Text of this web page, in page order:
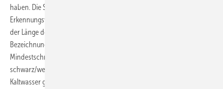
haben. Die Schildergröße ergibt sich aus der erforderlichen
Erkennungsweite und der daraus resultierenden Schrifthöhe sowie
der Länge der Beschriftung. In der Regel haben die
Bezeichnungsschilder eine Größe von 100 x 50mm und eine
Mindestschrifthöhe von 5mm. Die Schilderfarbe und die Schrift kann
schwarz/weiß oder in den Farben des jeweiligen Mediums, z.B.
Kaltwasser grün, Warmwasser rot und Zirkulation violett, gewählt